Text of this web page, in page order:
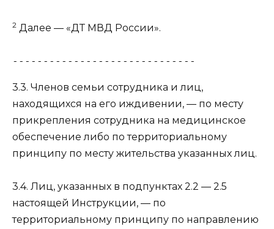
2 Далее — «ДТ МВД России».
------------------------------
3.3. Членов семьи сотрудника и лиц,
находящихся на его иждивении, — по месту
прикрепления сотрудника на медицинское
обеспечение либо по территориальному
принципу по месту жительства указанных лиц.
3.4. Лиц, указанных в подпунктах 2.2 — 2.5
настоящей Инструкции, — по
территориальному принципу по направлению